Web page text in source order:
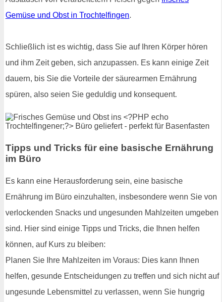
Gemüse und Obst in Trochtelfingen.
Schließlich ist es wichtig, dass Sie auf Ihren Körper hören
und ihm Zeit geben, sich anzupassen. Es kann einige Zeit
dauern, bis Sie die Vorteile der säurearmen Ernährung
spüren, also seien Sie geduldig und konsequent.
Tipps und Tricks für eine basische Ernährung
im Büro
Es kann eine Herausforderung sein, eine basische
Ernährung im Büro einzuhalten, insbesondere wenn Sie von
verlockenden Snacks und ungesunden Mahlzeiten umgeben
sind. Hier sind einige Tipps und Tricks, die Ihnen helfen
können, auf Kurs zu bleiben:
Planen Sie Ihre Mahlzeiten im Voraus: Dies kann Ihnen
helfen, gesunde Entscheidungen zu treffen und sich nicht auf
ungesunde Lebensmittel zu verlassen, wenn Sie hungrig